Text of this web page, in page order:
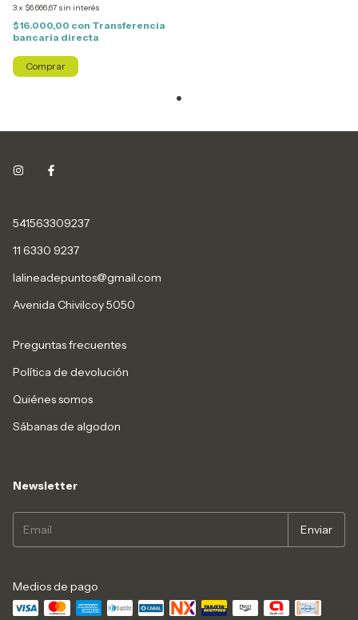
3x $6.666,67 sin interés
$16.000,00 con Transferencia
bancaria directa
Comprar
541563309237
11 6330 9237
lalineadepuntos@gmail.com
Avenida Chivilcoy 5050
Preguntas frecuentes
Política de devolución
Quiénes somos
Sábanas de algodon
Newsletter
Medios de pago